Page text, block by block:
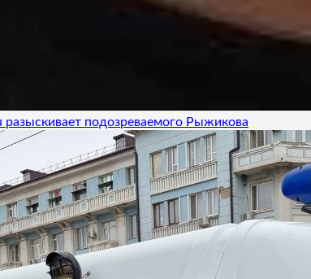
подозреваемого Рыжикова